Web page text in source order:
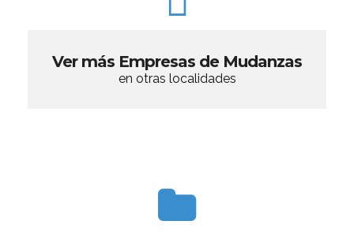
Ver más Empresas de Mudanzas
en otras localidades